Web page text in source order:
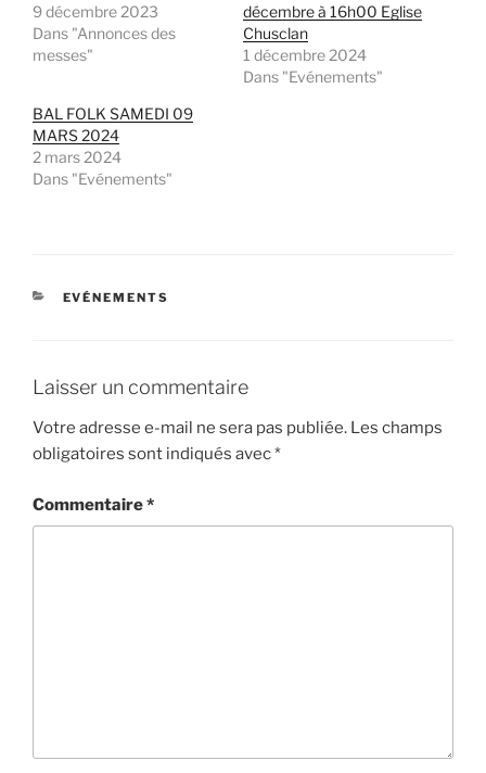
9 décembre 2023
Dans "Annonces des
messes"
décembre à 16h00 Eglise
Chusclan
1 décembre 2024
Dans "Evénements"
BAL FOLK SAMEDI 09
MARS 2024
2 mars 2024
Dans "Evénements"
CATÉGORIES
EVÉNEMENTS
Laisser un commentaire
Votre adresse e-mail ne sera pas publiée. Les champs
obligatoires sont indiqués avec*
Commentaire*